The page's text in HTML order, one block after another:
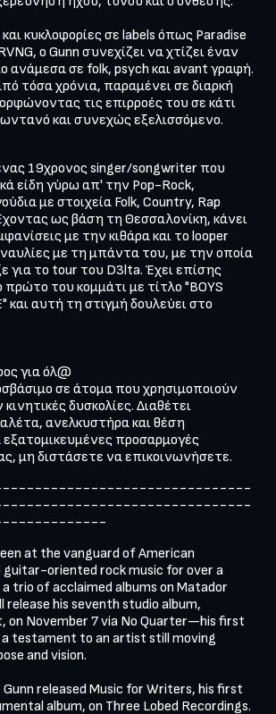
κυκλοφορίες σε labels όπως Paradise
ο Gunn συνεχίζει να χτίζει έναν
ανάμεσα σε folk, psych και avant γραφή.
τόσα χρόνια, παραμένει σε διαρκή
τις επιρροές του σε κάτι
και συνεχώς εξελισσόμενο.
19χρονος singer/songwriter που
είδη γύρω απ' την Pop-Rock,
με στοιχεία Folk, Country, Rap
ως βάση τη Θεσσαλονίκη, κάνει
με την κιθάρα και το looper
με τη μπάντα του, με την οποία
για το tour του D3lta. Έχει επίσης
πρώτο του κομμάτι με τίτλο "BOYS
και αυτή τη στιγμή δουλεύει στο
για όλ@
σε άτομα που χρησιμοποιούν
δυσκολίες. Διαθέτει
ανελκυστήρα και θέση
προσαρμογές
μη διστάσετε να επικοινωνήσετε.
at the vanguard of American
guitar-oriented rock music for over a
a trio of acclaimed albums on Matador
release his seventh studio album,
on November 7 via No Quarter—his first
a testament to an artist still moving
and vision.
released Music for Writers, his first
album, on Three Lobed Recordings.